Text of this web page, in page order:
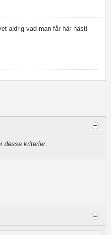
aldrig vad man får här näst!
dessa kriterier.